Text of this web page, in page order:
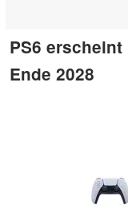
PS6
Ende 2028